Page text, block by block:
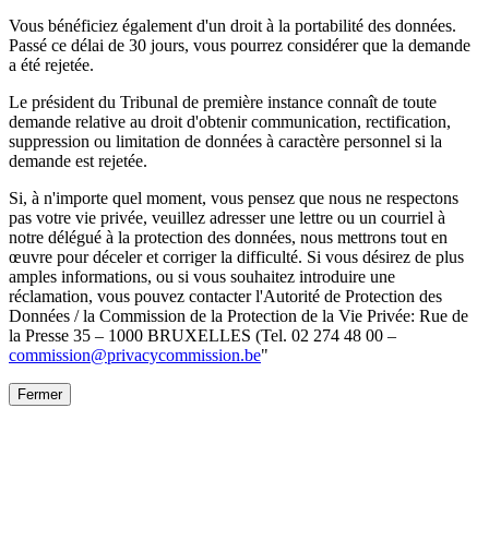
Vous bénéficiez également d'un droit à la portabilité des données.
Passé ce délai de 30 jours, vous pourrez considérer que la demande
a été rejetée.
Le président du Tribunal de première instance connaît de toute
demande relative au droit d'obtenir communication, rectification,
suppression ou limitation de données à caractère personnel si la
demande est rejetée.
Si, à n'importe quel moment, vous pensez que nous ne respectons
pas votre vie privée, veuillez adresser une lettre ou un courriel à
notre délégué à la protection des données, nous mettrons tout en
œuvre pour déceler et corriger la difficulté. Si vous désirez de plus
amples informations, ou si vous souhaitez introduire une
réclamation, vous pouvez contacter l'Autorité de Protection des
Données / la Commission de la Protection de la Vie Privée: Rue de
la Presse 35 – 1000 BRUXELLES (Tel. 02 274 48 00 –
commission@privacycommission.be"
Fermer